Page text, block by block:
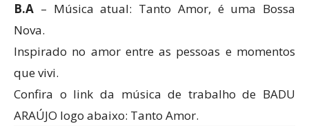
B.A – Música atual: Tanto Amor, é uma Bossa
Nova.
Inspirado no amor entre as pessoas e momentos
que vivi.
Confira o link da música de trabalho de BADU
ARAÚJO logo abaixo: Tanto Amor.